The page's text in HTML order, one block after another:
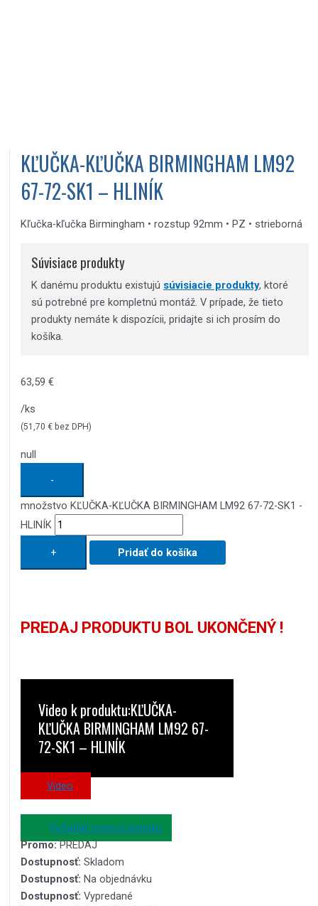
KĽUČKA-KĽUČKA BIRMINGHAM LM92
67-72-SK1 – HLINÍK
Kľučka-kľučka Birmingham • rozstup 92mm • PZ • strieborná
Súvisiace produkty
K danému produktu existujú súvisiacie produkty, ktoré
sú potrebné pre kompletnú montáž. V prípade, že tieto
produkty nemáte k dispozícii, pridajte si ich prosím do
košíka.
63,59 €
/ks
(51,70 € bez DPH)
null
-
množstvo KĽUČKA-KĽUČKA BIRMINGHAM LM92 67-72-SK1 -
HLINÍK
+ Pridať do košíka
PREDAJ PRODUKTU BOL UKONČENÝ !
Video k produktu:KĽUČKA-
KĽUČKA BIRMINGHAM LM92 67-
72-SK1 – HLINÍK
Video
Vyžiadať cenovú ponuku
Promo:PREDAJ
Dostupnosť: Skladom
Dostupnosť: Na objednávku
Dostupnosť: Vypredané